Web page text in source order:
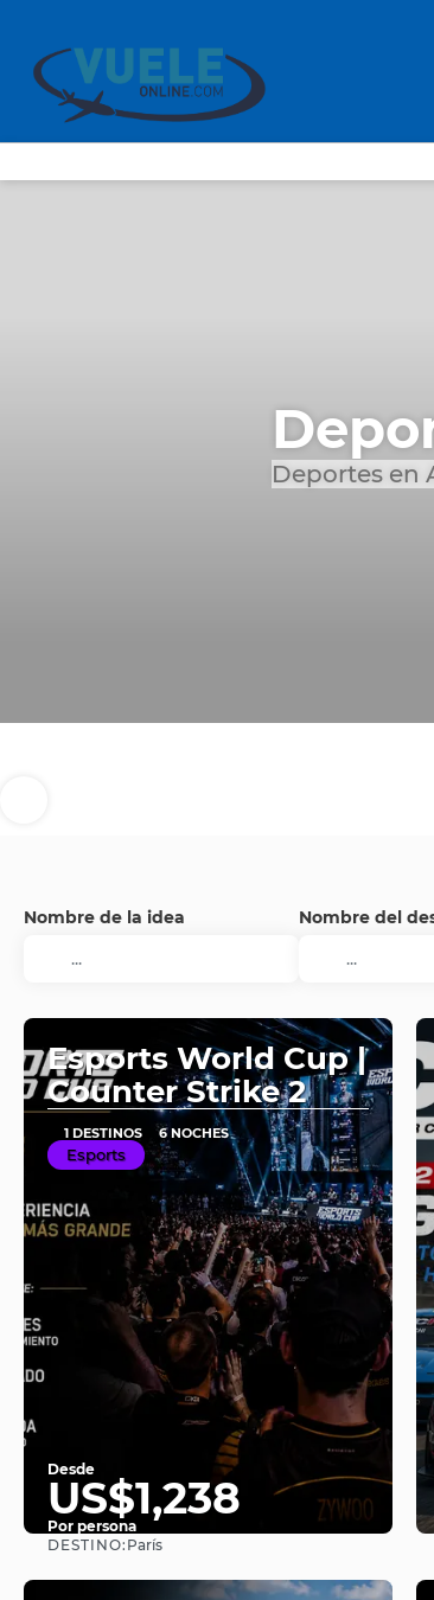
Deportes en
Nombre de la idea Nombre del
Esports World Cup |
Counter Strike 2
1 DESTINOS 6 NOCHES
Esports
Desde
US$1,238
Por persona
DESTINO: París